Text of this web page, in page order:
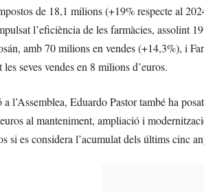
de 18,1 milions (+19% respecte al
l’eficiència de les farmàcies, assolint
amb 70 milions en vendes (+14,3%), i
seves vendes en 8 milions d’euros.
l’Assemblea, Eduardo Pastor també ha
al manteniment, ampliació i
si es considera l’acumulat dels últims cinc